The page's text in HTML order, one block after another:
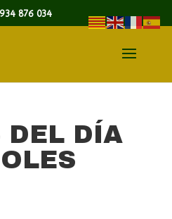
876 034
DEL DÍA